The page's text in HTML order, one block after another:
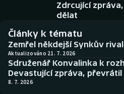
Biatlon
Boby a skeleton
Historické návraty
Aplikace ČT sport
AZ kvíz
Zdrcující
dělat
Články k tématu
Zemřel někdejší Synkův
Aktualizováno 21. 7. 2026
Sdruženář Konvalinka k
Devastující zpráva, převrátil
8. 7. 2026